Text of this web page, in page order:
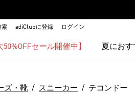
索 adiClubに登録 ログイン
セール開催中】 夏におす
ズ・靴 スニーカー テコンドー